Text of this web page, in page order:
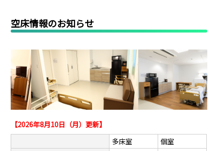
空床情報のお知らせ
【2026年8月10日（月）更新】
多床室
個室